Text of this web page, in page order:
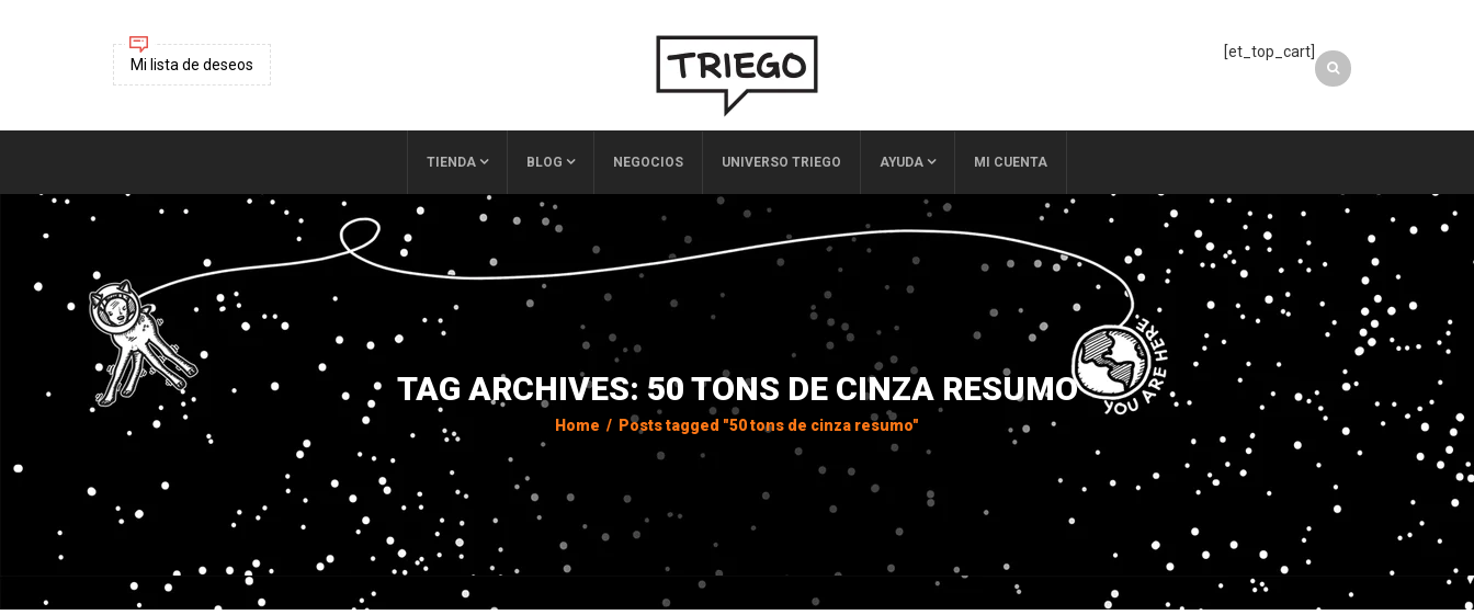
Mi lista de deseos
[et_top_cart]
TIENDA BLOG NEGOCIOS UNIVERSO TRIEGO AYUDA MI CUENTA
TAG ARCHIVES: 50 TONS DE CINZA RESUMO
Home / Posts tagged "50 tons de cinza resumo"